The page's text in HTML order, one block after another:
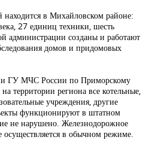
находится в Михайловском районе:
27 единиц техники, шесть
администрации созданы и работают
домов и придомовых
ГУ МЧС России по Приморскому
территории региона все котельные,
учреждения, другие
функционируют в штатном
не нарушено. Железнодорожное
осуществляется в обычном режиме.